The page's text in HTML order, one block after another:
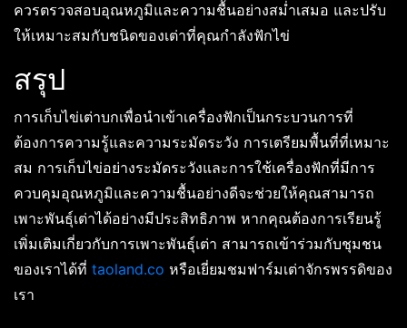
ควรตรวจสอบอุณหภูมิและความชื้นอย่างสม่ำเสมอ และปรับ
ให้เหมาะสมกับชนิดของเต่าที่คุณกำลังฟักไข่
สรุป
การเก็บไข่เต่าบกเพื่อนำเข้าเครื่องฟักเป็นกระบวนการที่
ต้องการความรู้และความระมัดระวัง การเตรียมพื้นที่ที่เหมาะ
สม การเก็บไข่อย่างระมัดระวังและการใช้เครื่องฟักที่มีการ
ควบคุมอุณหภูมิและความชื้นอย่างดีจะช่วยให้คุณสามารถ
เพาะพันธุ์เต่าได้อย่างมีประสิทธิภาพ หากคุณต้องการเรียนรู้
เพิ่มเติมเกี่ยวกับการเพาะพันธุ์เต่า สามารถเข้าร่วมกับชุมชน
ของเราได้ที่ taoland.co หรือเยี่ยมชมฟาร์มเต่าจักรพรรดิของ
เรา